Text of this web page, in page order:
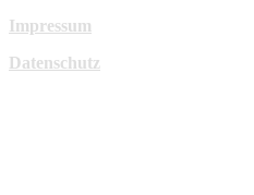
Impressum
Datenschutz